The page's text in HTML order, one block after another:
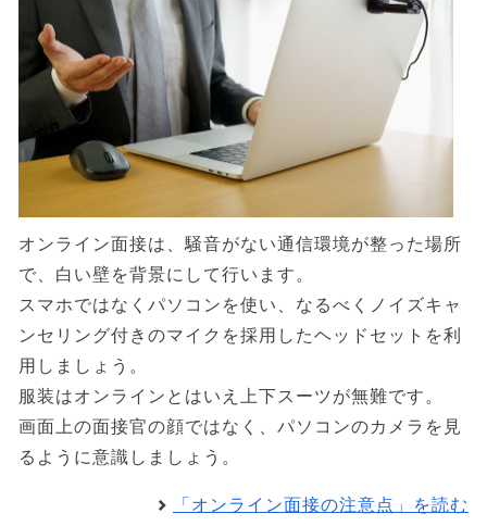
オンライン面接は、騒音がない通信環境が整った場所
で、白い壁を背景にして行います。
スマホではなくパソコンを使い、なるべくノイズキャ
ンセリング付きのマイクを採用したヘッドセットを利
用しましょう。
服装はオンラインとはいえ上下スーツが無難です。
画面上の面接官の顔ではなく、パソコンのカメラを見
るように意識しましょう。
「オンライン面接の注意点」を読む